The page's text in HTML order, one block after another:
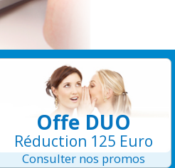
Offe DUO
Réduction 125 Euro
Consulter nos promos